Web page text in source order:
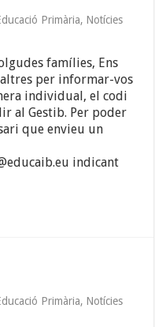
Primària, Notícies
famílies, Ens
per informar-vos
individual, el codi
al Gestib. Per poder
que envieu un
indicant
Primària, Notícies